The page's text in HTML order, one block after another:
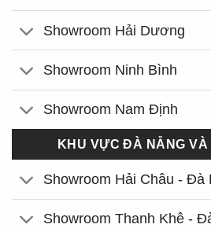
Showroom Hải Dương
Showroom Ninh Bình
Showroom Nam Định
KHU VỰC ĐÀ NẴNG VÀ
Showroom Hải Châu - Đà
Showroom Thanh Khê -